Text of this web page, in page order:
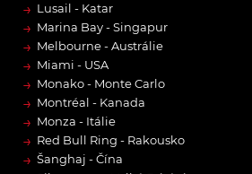
→ Lusail - Katar
→ Marina Bay - Singapur
→ Melbourne - Austrálie
→ Miami - USA
→ Monako - Monte Carlo
→ Montréal - Kanada
→ Monza - Itálie
→ Red Bull Ring - Rakousko
→ Šanghaj - Čína